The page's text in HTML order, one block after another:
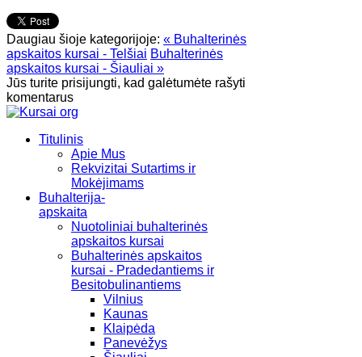
Daugiau šioje kategorijoje: « Buhalterinės
apskaitos kursai - Telšiai Buhalterinės
apskaitos kursai - Šiauliai »
Jūs turite prisijungti, kad galėtumėte rašyti
komentarus
Titulinis
Apie Mus
Rekvizitai Sutartims ir
Mokėjimams
Buhalterija-
apskaita
Nuotoliniai buhalterinės
apskaitos kursai
Buhalterinės apskaitos
kursai - Pradedantiems ir
Besitobulinantiems
Vilnius
Kaunas
Klaipėda
Panevėžys